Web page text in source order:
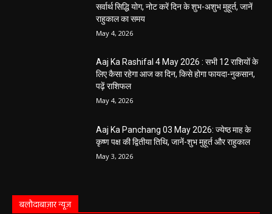
सर्वार्थ सिद्धि योग, नोट करें दिन के शुभ-अशुभ मुहूर्त, जानें
राहुकाल का समय
May 4, 2026
Aaj Ka Rashifal 4 May 2026 : सभी 12 राशियों के
लिए कैसा रहेगा आज का दिन, किसे होगा फायदा-नुकसान,
पढ़ें राशिफल
May 4, 2026
Aaj Ka Panchang 03 May 2026: ज्येष्ठ माह के
कृष्ण पक्ष की द्वितीया तिथि, जानें-शुभ मुहूर्त और राहुकाल
May 3, 2026
बलौदाबाज़ार न्यूज़